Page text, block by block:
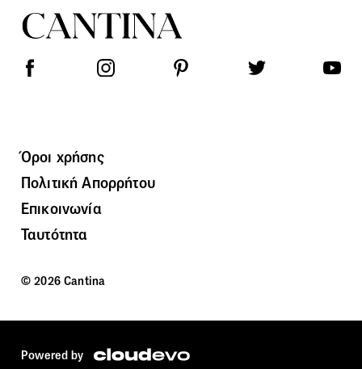
Όροι χρήσης
Πολιτική Απορρήτου
Επικοινωνία
Ταυτότητα
© 2026 Cantina
Powered by